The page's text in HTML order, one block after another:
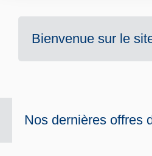
Bienvenue sur le
Nos dernières offres